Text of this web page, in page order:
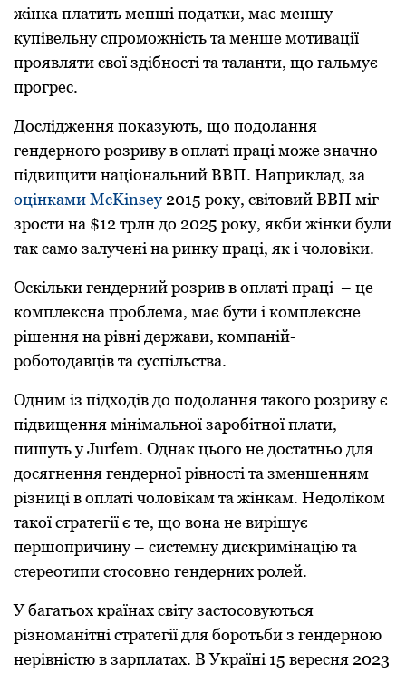
жінка платить менші податки, має меншу
купівельну спроможність та менше мотивації
проявляти свої здібності та таланти, що гальмує
прогрес.
Дослідження показують, що подолання
гендерного розриву в оплаті праці може значно
підвищити національний ВВП. Наприклад, за
оцінками McKinsey2015 року, світовий ВВП міг
зрости на $12 трлн до 2025 року, якби жінки були
так само залучені на ринку праці, як і чоловіки.
Оскільки гендерний розрив в оплаті праці – це
комплексна проблема, має бути і комплексне
рішення на рівні держави, компаній-
роботодавців та суспільства.
Одним із підходів до подолання такого розриву є
підвищення мінімальної заробітної плати,
пишуть у Jurfem. Однак цього не достатньо для
досягнення гендерної рівності та зменшенням
різниці в оплаті чоловікам та жінкам. Недоліком
такої стратегії є те, що вона не вирішує
першопричину – системну дискримінацію та
стереотипи стосовно гендерних ролей.
У багатьох країнах світу застосовуються
різноманітні стратегії для боротьби з гендерною
нерівністю в зарплатах. В Україні 15 вересня 2023